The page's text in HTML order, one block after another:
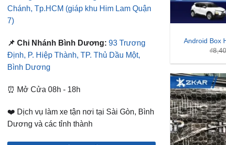
Chánh, Tp.HCM (giáp khu Him Lam Quận
7)
📌 Chi Nhánh Bình Dương: 93 Trương
Định, P. Hiệp Thành, TP. Thủ Dầu Một,
Bình Dương
⏰ Mở Cửa 08h - 18h
❤️ Dịch vụ làm xe tận nơi tại Sài Gòn, Bình
Dương và các tỉnh thành
Android Box
₫